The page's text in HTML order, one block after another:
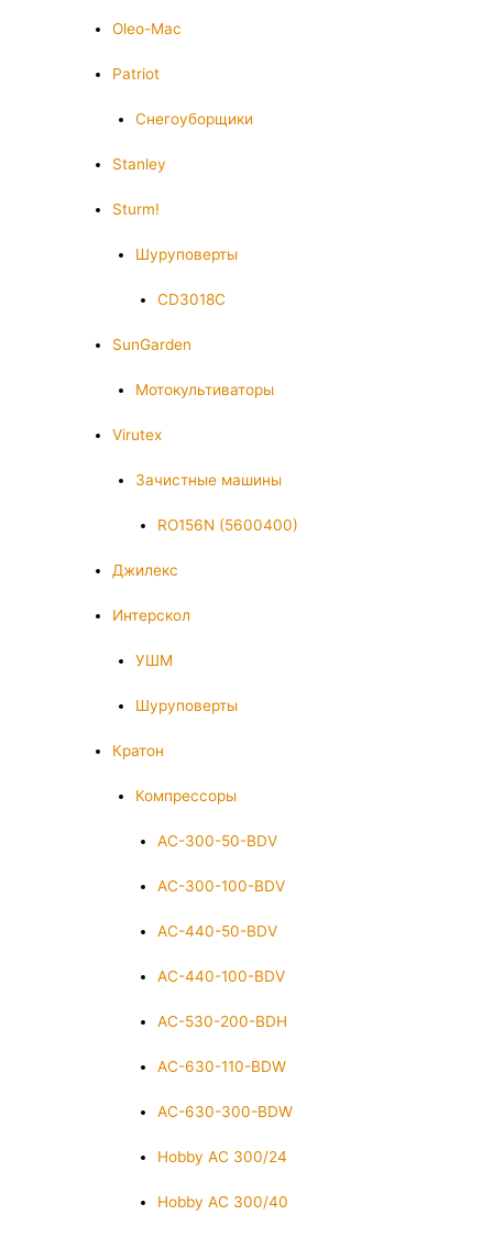
Oleo-Mac
Patriot
Снегоуборщики
Stanley
Sturm!
Шуруповерты
CD3018C
SunGarden
Мотокультиваторы
Virutex
Зачистные машины
RO156N (5600400)
Джилекс
Интерскол
УШМ
Шуруповерты
Кратон
Компрессоры
AC-300-50-BDV
AC-300-100-BDV
AC-440-50-BDV
AC-440-100-BDV
AC-530-200-BDH
AC-630-110-BDW
AC-630-300-BDW
Hobby AC 300/24
Hobby AC 300/40